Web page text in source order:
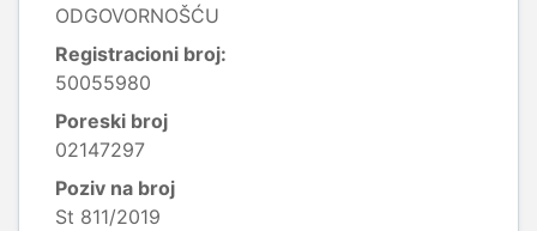
ODGOVORNOŠĆU
Registracioni broj:
50055980
Poreski broj
02147297
Poziv na broj
St 811/2019